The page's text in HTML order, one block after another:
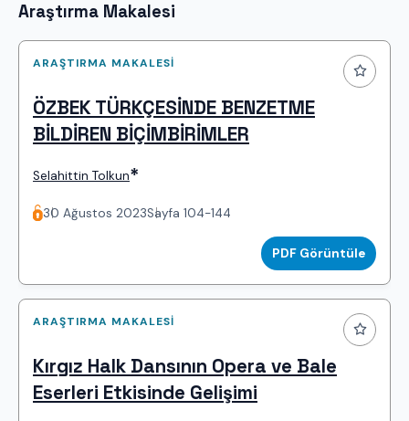
Makaleler
Araştırma Makalesi
ARAŞTIRMA MAKALESI
ÖZBEK TÜRKÇESİNDE BENZETME
BİLDİREN BİÇİMBİRİMLER
Selahittin Tolkun*
30 Ağustos 2023Sayfa 104-144
PDF Görüntüle
ARAŞTIRMA MAKALESI
Kırgız Halk Dansının Opera ve Bale
Eserleri Etkisinde Gelişimi